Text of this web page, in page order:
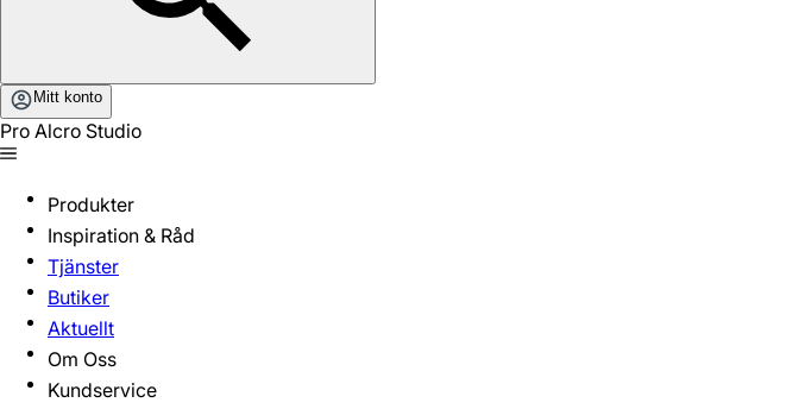
Mitt konto
Pro Alcro Studio
Produkter
Inspiration & Råd
Tjänster
Butiker
Aktuellt
Om Oss
Kundservice